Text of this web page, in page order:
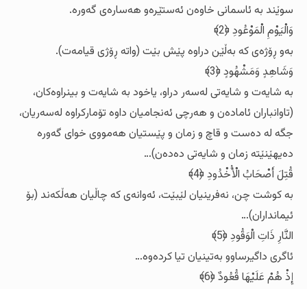
سوێند به‌ ئاسمانی خاوه‌ن ئه‌ستێره‌و هه‌ساره‌ی گه‌وره‌.
وَالْيَوْمِ الْمَوْعُودِ ﴿2﴾
به‌و ڕۆژه‌ی که‌ به‌ڵێن دراوه‌ پێش بێت (واته‌ ڕۆژی قیامه‌ت).
وَشَاهِدٍ وَمَشْهُودٍ ﴿3﴾
به‌ شایه‌ت و شایه‌تی له‌سه‌ر دراو، یاخود به‌ شایه‌ت و بینراوه‌کان،
(تاوانباران ئاماده‌ن و هه‌رچی ئه‌نجامیان داوه‌ تۆمارکراوه‌ له‌سه‌ریان،
جگه‌ له‌ ده‌ست و قاچ و زمان و پێستیان هه‌مووی خوای گه‌وره‌
ده‌یهێنێته‌ زمان و شایه‌تی ده‌ده‌ن)…
قُتِلَ أَصْحَابُ الْأُخْدُودِ ﴿4﴾
به‌ کوشت چن، نه‌فرینیان لێبێت، ئه‌وانه‌ی که‌ چاڵیان هه‌ڵکه‌ند (بۆ
ئیمانداران)…
النَّارِ ذَاتِ الْوَقُودِ ﴿5﴾
ئاگری داگیرساوو به‌تینیان تیا کرده‌وه‌…
إِذْ هُمْ عَلَيْهَا قُعُودٌ ﴿6﴾